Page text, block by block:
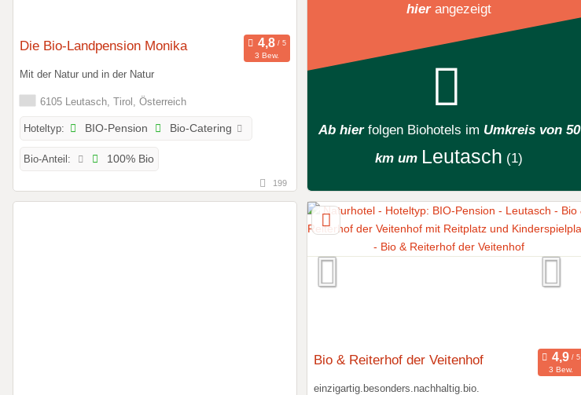
Die Bio-Landpension Monika
3 Bew.
Mit der Natur und in der Natur
6105 Leutasch, Tirol, Österreich
Hoteltyp: BIO-Pension Bio-Catering
Bio-Anteil: 100% Bio
199
hierangezeigt
Ab hier folgen Biohotels im Umkreis von 50
km um Leutasch (1)
Bio & Reiterhof der Veitenhof
3 Bew.
einzigartig.besonders.nachhaltig.bio.